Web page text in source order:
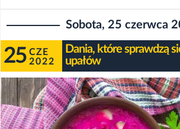
Sobota, 25 czerwca
25 CZE
2022
Dania, które sprawdzą
upałów